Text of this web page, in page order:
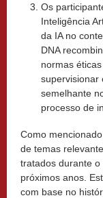
Os
Inteligência
da IA no
DNA
normas
supervisionar
semelhante
processo de
Como
de temas
tratados durante
próximos anos.
com base no